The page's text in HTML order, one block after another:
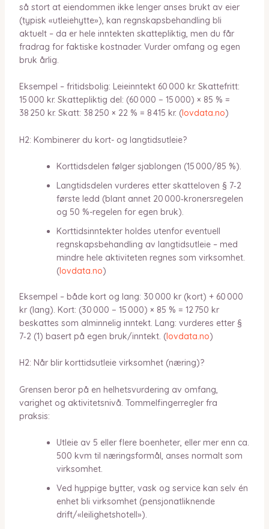
så stort at eiendommen ikke lenger anses brukt av eier
(typisk «utleiehytte»), kan regnskapsbehandling bli
aktuelt – da er hele inntekten skattepliktig, men du får
fradrag for faktiske kostnader. Vurder omfang og egen
bruk årlig.
Eksempel – fritidsbolig: Leieinntekt 60 000 kr. Skattefritt:
15 000 kr. Skattepliktig del: (60 000 − 15 000) × 85 % =
38 250 kr. Skatt: 38 250 × 22 % = 8 415 kr. (lovdata.no)
H2: Kombinerer du kort- og langtidsutleie?
Korttidsdelen følger sjablongen (15 000/85 %).
Langtidsdelen vurderes etter skatteloven § 7‑2
første ledd (blant annet 20 000‑kronersregelen
og 50 %-regelen for egen bruk).
Korttidsinntekter holdes utenfor eventuell
regnskapsbehandling av langtidsutleie – med
mindre hele aktiviteten regnes som virksomhet.
(lovdata.no)
Eksempel – både kort og lang: 30 000 kr (kort) + 60 000
kr (lang). Kort: (30 000 − 15 000) × 85 % = 12 750 kr
beskattes som alminnelig inntekt. Lang: vurderes etter §
7‑2 (1) basert på egen bruk/inntekt. (lovdata.no)
H2: Når blir korttidsutleie virksomhet (næring)?
Grensen beror på en helhetsvurdering av omfang,
varighet og aktivitetsnivå. Tommelfingerregler fra
praksis:
Utleie av 5 eller flere boenheter, eller mer enn ca.
500 kvm til næringsformål, anses normalt som
virksomhet.
Ved hyppige bytter, vask og service kan selv én
enhet bli virksomhet (pensjonatliknende
drift/«leilighetshotell»).